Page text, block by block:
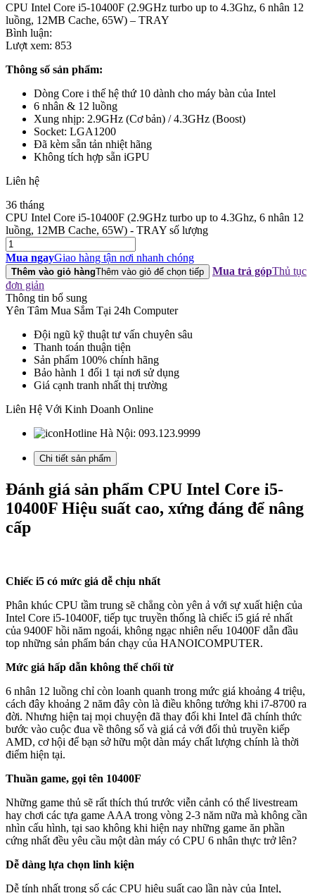
CPU Intel Core i5-10400F (2.9GHz turbo up to 4.3Ghz, 6 nhân 12
luồng, 12MB Cache, 65W) – TRAY
Bình luận:
Lượt xem: 853
Thông số sản phẩm:
Dòng Core i thế hệ thứ 10 dành cho máy bàn của Intel
6 nhân & 12 luồng
Xung nhịp: 2.9GHz (Cơ bản) / 4.3GHz (Boost)
Socket: LGA1200
Đã kèm sẵn tản nhiệt hãng
Không tích hợp sẵn iGPU
Liên hệ
36 tháng
CPU Intel Core i5-10400F (2.9GHz turbo up to 4.3Ghz, 6 nhân 12
luồng, 12MB Cache, 65W) - TRAY số lượng
Mua ngayGiao hàng tận nơi nhanh chóng
Thêm vào giỏ hàngThêm vào giỏ để chọn tiếp Mua trả gópThủ tục
đơn giản
Thông tin bổ sung
Yên Tâm Mua Sắm Tại 24h Computer
Đội ngũ kỹ thuật tư vấn chuyên sâu
Thanh toán thuận tiện
Sản phẩm 100% chính hãng
Bảo hành 1 đổi 1 tại nơi sử dụng
Giá cạnh tranh nhất thị trường
Liên Hệ Với Kinh Doanh Online
Hotline Hà Nội: 093.123.9999
Chi tiết sản phẩm
Đánh giá sản phẩm CPU Intel Core i5-
10400F Hiệu suất cao, xứng đáng để nâng
cấp
Chiếc i5 có mức giá dễ chịu nhất
Phân khúc CPU tầm trung sẽ chẳng còn yên ả với sự xuất hiện của
Intel Core i5-10400F, tiếp tục truyền thống là chiếc i5 giá rẻ nhất
của 9400F hồi năm ngoái, không ngạc nhiên nếu 10400F dẫn đầu
top những sản phẩm bán chạy của HANOICOMPUTER.
Mức giá hấp dẫn không thể chối từ
6 nhân 12 luồng chỉ còn loanh quanh trong mức giá khoảng 4 triệu,
cách đây khoảng 2 năm đây còn là điều không tưởng khi i7-8700 ra
đời. Nhưng hiện taị mọi chuyện đã thay đổi khi Intel đã chính thức
bước vào cuộc đua về thông số và giá cả với đối thủ truyền kiếp
AMD, cơ hội để bạn sở hữu một dàn máy chất lượng chính là thời
điểm hiện tại.
Thuần game, gọi tên 10400F
Những game thủ sẽ rất thích thú trước viễn cảnh có thể livestream
hay chơi các tựa game AAA trong vòng 2-3 năm nữa mà không cần
nhìn cấu hình, tại sao không khi hiện nay những game ăn phần
cứng nhất đều yêu cầu một dàn máy có CPU 6 nhân thực trở lên?
Dễ dàng lựa chọn linh kiện
Dễ tính nhất trong số các CPU hiệu suất cao lần này của Intel,